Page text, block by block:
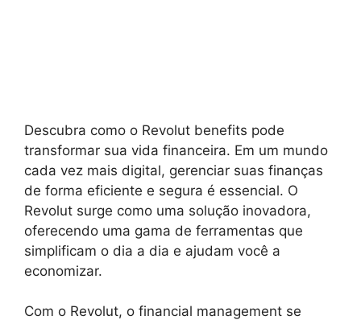
Descubra como o Revolut benefits pode
transformar sua vida financeira. Em um mundo
cada vez mais digital, gerenciar suas finanças
de forma eficiente e segura é essencial. O
Revolut surge como uma solução inovadora,
oferecendo uma gama de ferramentas que
simplificam o dia a dia e ajudam você a
economizar.
Com o Revolut, o financial management se